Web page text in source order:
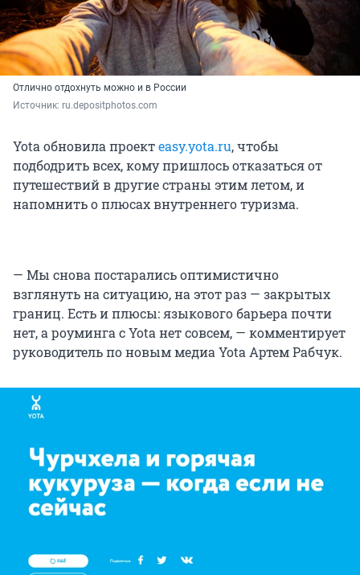
Отлично отдохнуть можно и в России
Источник: ru.depositphotos.com
Yota обновила проектeasy.yota.ru, чтобы
подбодрить всех, кому пришлось отказаться от
путешествий в другие страны этим летом, и
напомнить о плюсах внутреннего туризма.
— Мы снова постарались оптимистично
взглянуть на ситуацию, на этот раз — закрытых
границ. Есть и плюсы: языкового барьера почти
нет, а роуминга с Yota нет совсем, — комментирует
руководитель по новым медиа Yota Артем Рабчук.